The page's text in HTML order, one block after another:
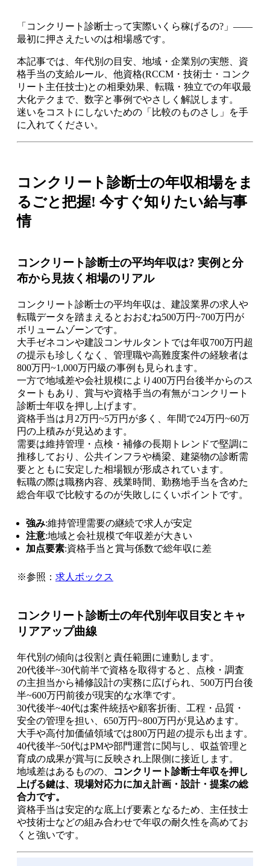
「コンクリート診断士って実際いくら稼げるの?」――
最初に押さえたいのは相場感です。
本記事では、年代別の目安、地域・企業別の実態、資
格手当の支給ルール、他資格(RCCM・技術士・コンク
リート主任技士)との相乗効果、転職・独立での年収最
大化テクまで、数字と事例でやさしく解説します。
迷いをコストにしないための「比較のものさし」を手
に入れてください。
コンクリート診断士の年収相場をま
るごと把握! 今すぐ知りたい給与事
情
コンクリート診断士の平均年収は? 実例と分
布から見抜く相場のリアル
コンクリート診断士の平均年収は、建設業界の求人や
転職データを踏まえるとおおむね500万円~700万円が
ボリュームゾーンです。
大手ゼネコンや建設コンサルタントでは年収700万円超
の提示も珍しくなく、管理職や高難度案件の経験者は
800万円~1,000万円級の事例も見られます。
一方で地域差や会社規模により400万円台後半からのス
タートもあり、賞与や資格手当の有無がコンクリート
診断士年収を押し上げます。
資格手当は月2万円~5万円が多く、年間で24万円~60万
円の上積みが見込めます。
需要は維持管理・点検・補修の長期トレンドで堅調に
推移しており、公共インフラや橋梁、建築物の診断需
要とともに安定した相場観が形成されています。
転職の際は職務内容、残業時間、勤務地手当を含めた
総合年収で比較するのが失敗しにくいポイントです。
強み:維持管理需要の継続で求人が安定
注意:地域と会社規模で年収差が大きい
加点要素:資格手当と賞与係数で総年収に差
※参照： 求人ボックス
コンクリート診断士の年代別年収目安とキャ
リアアップ曲線
年代別の傾向は役割と責任範囲に連動します。
20代後半~30代前半で資格を取得すると、点検・調査
の主担当から補修設計の実務に広げられ、500万円台後
半~600万円前後が現実的な水準です。
30代後半~40代は案件統括や顧客折衝、工程・品質・
安全の管理を担い、650万円~800万円が見込めます。
大手や高付加価値領域では800万円超の提示も出ます。
40代後半~50代はPMや部門運営に関与し、収益管理と
育成の成果が賞与に反映され上限側に接近します。
地域差はあるものの、
コンクリート診断士年収を押し
上げる鍵は、現場対応力に加え計画・設計・提案の総
合力です。
資格手当は安定的な底上げ要素となるため、主任技士
や技術士などの組み合わせで年収の耐久性を高めてお
くと強いです。